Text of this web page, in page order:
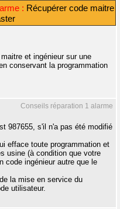
: Récupérer code maitre
et ingénieur sur une
conservant la programmation
Conseils réparation 1 alarme
987655, s'il n'a pas été modifié
efface toute programmation et
usine (à condition que votre
code ingénieur autre que le
la mise en service du
utilisateur.